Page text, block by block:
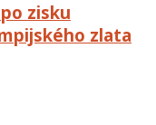
zisku
zlata